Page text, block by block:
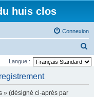
huis clos
Connexion
e
Langue :
» (désigné ci-après par